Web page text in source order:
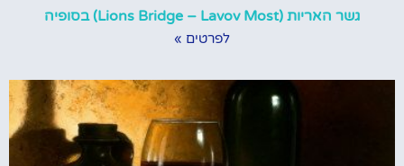
גשר האריות (Lions Bridge – Lavov Most) בסופיה
לפרטים »